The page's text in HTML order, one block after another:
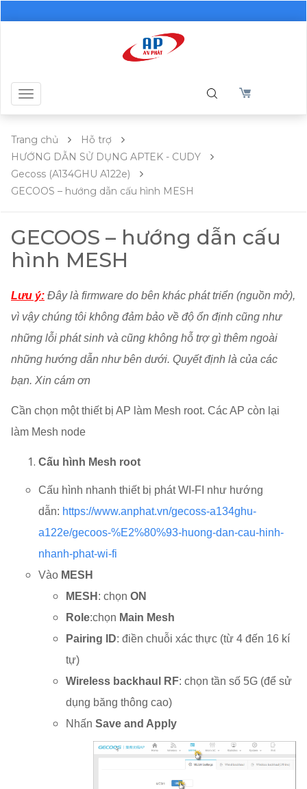
Toggle
navigation
Trang chủ
Hỗ trợ
HƯỚNG DẪN SỬ DỤNG APTEK - CUDY
Gecoss (A134GHU A122e)
GECOOS – hướng dẫn cấu hình MESH
GECOOS – hướng dẫn cấu
hình MESH
Lưu ý: Đây là firmware do bên khác phát triển (nguồn mở),
vì vậy chúng tôi không đảm bảo về độ ổn định cũng như
những lỗi phát sinh và cũng không hỗ trợ gì thêm ngoài
những hướng dẫn như bên dưới. Quyết định là của các
bạn. Xin cám ơn
Cần chọn một thiết bị AP làm Mesh root. Các AP còn lại
làm Mesh node
Cấu hình Mesh root
Cấu hình nhanh thiết bị phát WI-FI như hướng
dẫn: https://www.anphat.vn/gecoss-a134ghu-
a122e/gecoos-%E2%80%93-huong-dan-cau-hinh-
nhanh-phat-wi-fi
Vào MESH
MESH : chọn ON
Role:chọn Main Mesh
Pairing ID: điền chuỗi xác thực (từ 4 đến 16 kí
tự)
Wireless backhaul RF: chọn tần số 5G (để sử
dụng băng thông cao)
Nhấn Save and Apply